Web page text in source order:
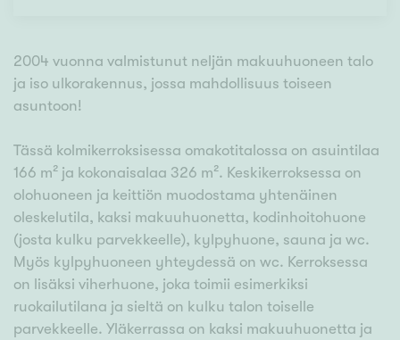
2004 vuonna valmistunut neljän makuuhuoneen talo
ja iso ulkorakennus, jossa mahdollisuus toiseen
asuntoon!
Tässä kolmikerroksisessa omakotitalossa on asuintilaa
166 m² ja kokonaisalaa 326 m². Keskikerroksessa on
olohuoneen ja keittiön muodostama yhtenäinen
oleskelutila, kaksi makuuhuonetta, kodinhoitohuone
(josta kulku parvekkeelle), kylpyhuone, sauna ja wc.
Myös kylpyhuoneen yhteydessä on wc. Kerroksessa
on lisäksi viherhuone, joka toimii esimerkiksi
ruokailutilana ja sieltä on kulku talon toiselle
parvekkeelle. Yläkerrassa on kaksi makuuhuonetta ja